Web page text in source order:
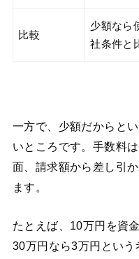
比較
少額なら
社条件と
一方で、少額だからと
いところです。手数料
面、請求額から差し引
ます。
たとえば、10万円を資
30万円なら3万円という